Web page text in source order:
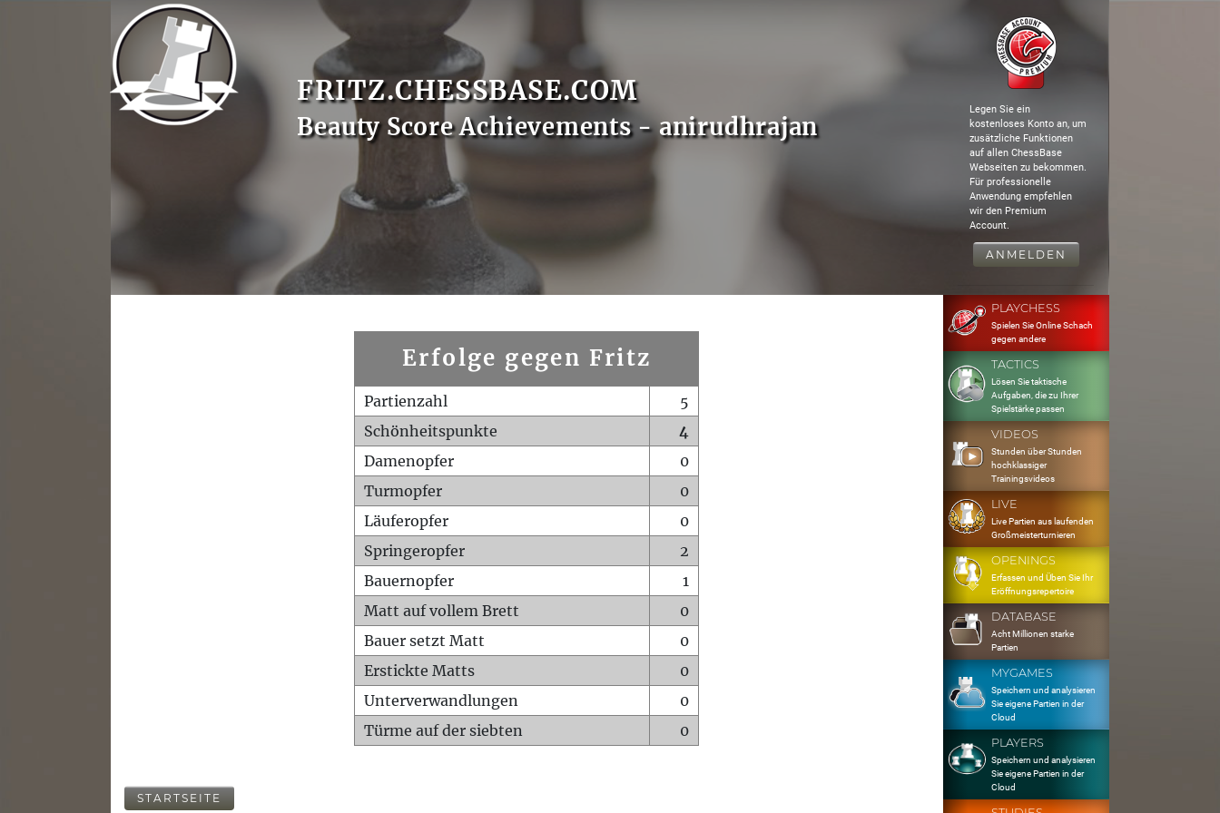
FRITZ.CHESSBASE.COM
Beauty Score Achievements - anirudhrajan
Legen Sie ein
kostenloses Konto an, um
zusätzliche Funktionen
auf allen ChessBase
Webseiten zu bekommen.
Für professionelle
Anwendung empfehlen
wir den Premium
Account.
ANMELDEN
Erfolge gegen Fritz
Partienzahl
5
Schönheitspunkte
4
Damenopfer
0
Turmopfer
0
Läuferopfer
0
Springeropfer
2
Bauernopfer
1
Matt auf vollem Brett
0
Bauer setzt Matt
0
Erstickte Matts
0
Unterverwandlungen
0
Türme auf der siebten
0
STARTSEITE
PLAYCHESS
Spielen Sie Online Schach
gegen andere
TACTICS
Lösen Sie taktische
Aufgaben, die zu Ihrer
Spielstärke passen
VIDEOS
Stunden über Stunden
hochklassiger
Trainingsvideos
LIVE
Live Partien aus laufenden
Großmeisterturnieren
OPENINGS
Erfassen und Üben Sie Ihr
Eröffnungsrepertoire
DATABASE
Acht Millionen starke
Partien
MYGAMES
Speichern und analysieren
Sie eigene Partien in der
Cloud
PLAYERS
Speichern und analysieren
Sie eigene Partien in der
Cloud